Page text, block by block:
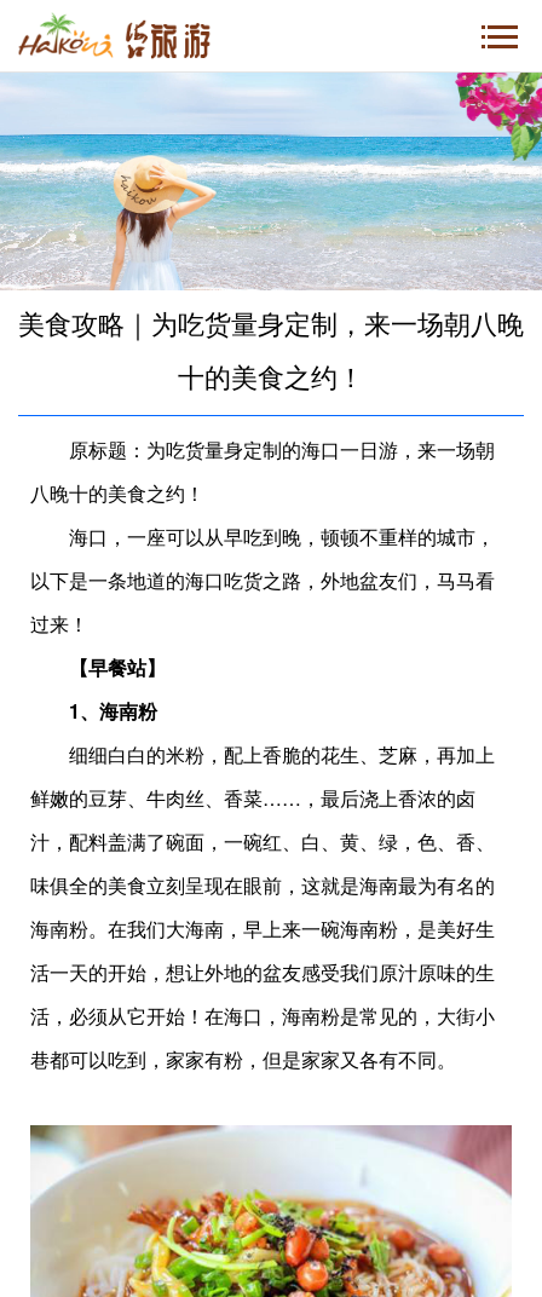
美食攻略｜为吃货量身定制，来一场朝八晚
十的美食之约！
原标题：为吃货量身定制的海口一日游，来一场朝
八晚十的美食之约！
海口，一座可以从早吃到晚，顿顿不重样的城市，
以下是一条地道的海口吃货之路，外地盆友们，马马看
过来！
【早餐站】
1、海南粉
细细白白的米粉，配上香脆的花生、芝麻，再加上
鲜嫩的豆芽、牛肉丝、香菜……，最后浇上香浓的卤
汁，配料盖满了碗面，一碗红、白、黄、绿，色、香、
味俱全的美食立刻呈现在眼前，这就是海南最为有名的
海南粉。在我们大海南，早上来一碗海南粉，是美好生
活一天的开始，想让外地的盆友感受我们原汁原味的生
活，必须从它开始！在海口，海南粉是常见的，大街小
巷都可以吃到，家家有粉，但是家家又各有不同。